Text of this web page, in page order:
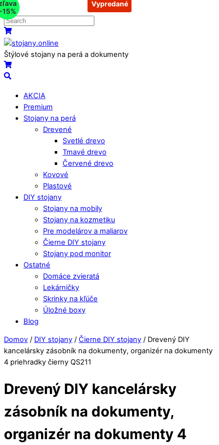
Skip
to
content
MenuKošík
Štýlové stojany na perá a dokumenty
Košík
Search
AKCIA
Premium
Stojany na perá
Drevené
Svetlé drevo
Tmavé drevo
Červené drevo
Kovové
Plastové
DIY stojany
Stojany na mobily
Stojany na kozmetiku
Pre modelárov a maliarov
Čierne DIY stojany
Stojany pod monitor
Ostatné
Domáce zvieratá
Lekárničky
Skrinky na kľúče
Úložné boxy
Blog
Close
Menu
Close
Cart
Domov / DIY stojany / Čierne DIY stojany / Drevený DIY
kancelársky zásobník na dokumenty, organizér na dokumenty
4 priehradky čierny QS211
Drevený DIY kancelársky
zásobník na dokumenty,
organizér na dokumenty 4
Vypredané
Vypredané